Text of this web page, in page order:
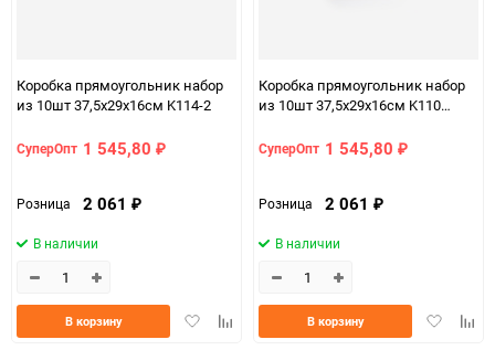
Коробка прямоугольник набор
из 10шт 37,5х29х16см K114-2
СуперОпт 1 545,80 ₽
Розница 2 061 ₽
В наличии
ДобавитьДобавить
В корзину
Коробка прямоугольник набор
из 10шт 37,5х29х16см K110
СуперОпт 1 545,80 ₽
Розница 2 061 ₽
В наличии
Добавить
В корзину